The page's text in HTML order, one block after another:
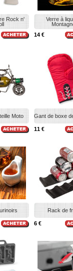
Rock n'
Verre à
14 €
Moto Gant de boxe
11 €
Rack de
6 €